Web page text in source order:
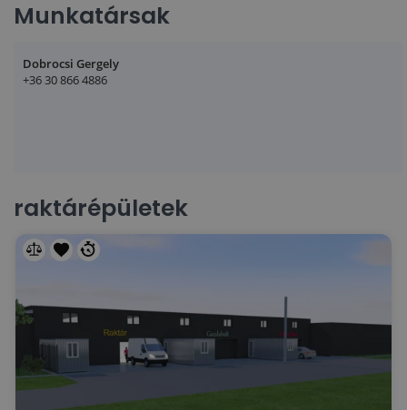
Munkatársak
Dobrocsi Gergely
+36 30 866 4886
raktárépületek